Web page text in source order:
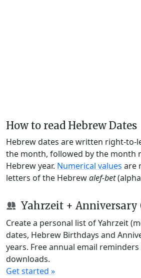
How to read Hebrew Dates
Hebrew dates are written right-to-
the month, followed by the month
Hebrew year. Numerical values are
letters of the Hebrewalef-bet
Yahrzeit + Anniversary
Create a personal list of Yahrzeit
dates, Hebrew Birthdays and
years. Free annual email
downloads.
Get started »